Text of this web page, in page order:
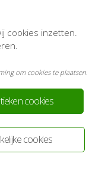
cookies
cookies
cookies inzetten.
om cookies te plaatsen.